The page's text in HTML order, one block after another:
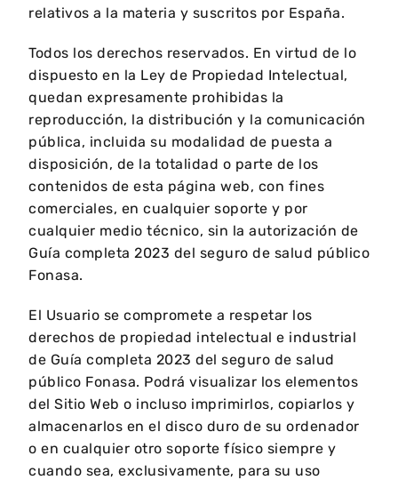
relativos a la materia y suscritos por España.
Todos los derechos reservados. En virtud de lo
dispuesto en la Ley de Propiedad Intelectual,
quedan expresamente prohibidas la
reproducción, la distribución y la comunicación
pública, incluida su modalidad de puesta a
disposición, de la totalidad o parte de los
contenidos de esta página web, con fines
comerciales, en cualquier soporte y por
cualquier medio técnico, sin la autorización de
Guía completa 2023 del seguro de salud público
Fonasa.
El Usuario se compromete a respetar los
derechos de propiedad intelectual e industrial
de Guía completa 2023 del seguro de salud
público Fonasa. Podrá visualizar los elementos
del Sitio Web o incluso imprimirlos, copiarlos y
almacenarlos en el disco duro de su ordenador
o en cualquier otro soporte físico siempre y
cuando sea, exclusivamente, para su uso